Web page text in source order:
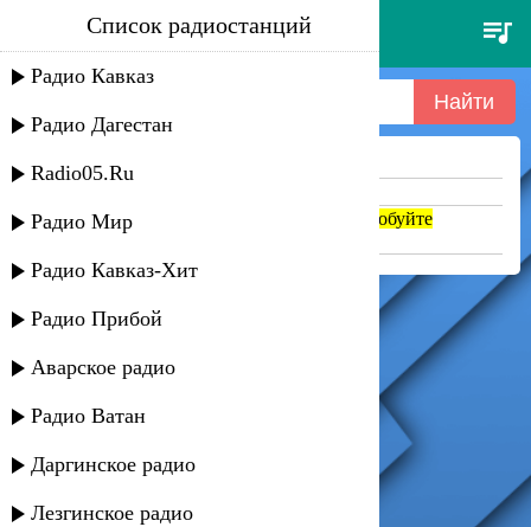
adriano capilos - adrian copilul
minune
Список радиостанций
Радио Кавказ
Радио Дагестан
Radio05.Ru
Радио Мир
Радио Кавказ-Хит
Радио Прибой
Аварское радио
Радио Ватан
Даргинское радио
Лезгинское радио
Ничего не найдено =(
Если название написано транслитом, попробуйте
поменять на русский. abc => абц